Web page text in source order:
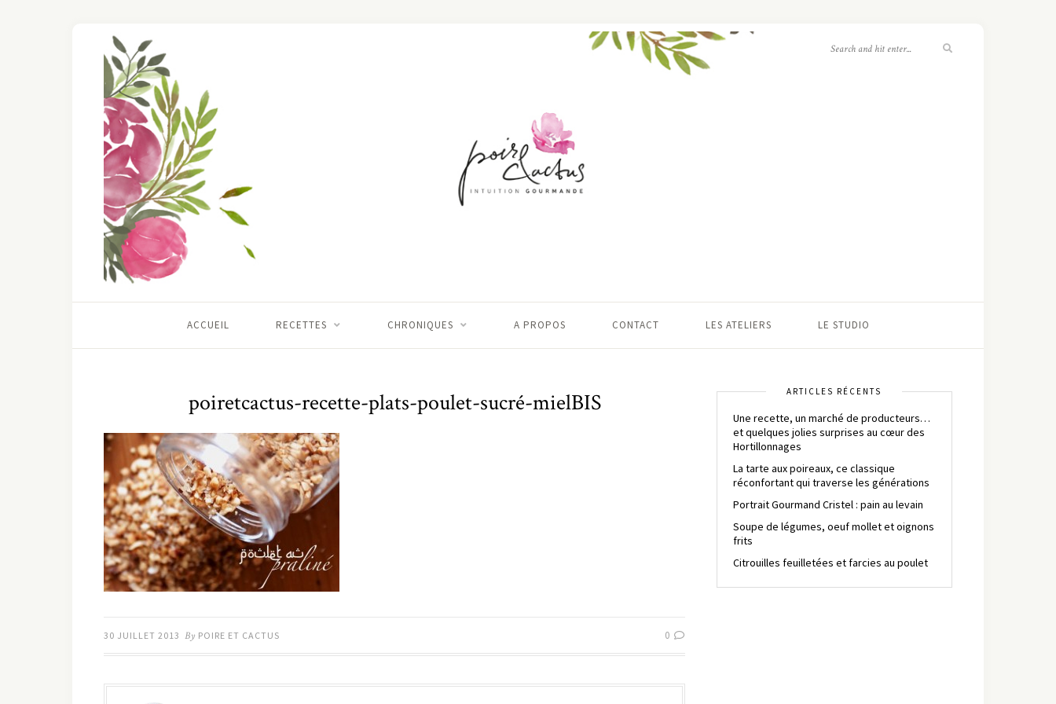
ACCUEIL RECETTES CHRONIQUES A PROPOS CONTACT LES ATELIERS LE STUDIO
poiretcactus-recette-plats-poulet-sucré-mielBIS
30 JUILLET 2013 By POIRE ET CACTUS 0
ARTICLES RÉCENTS
Une recette, un marché de producteurs…
et quelques jolies surprises au cœur des
Hortillonnages
La tarte aux poireaux, ce classique
réconfortant qui traverse les générations
Portrait Gourmand Cristel : pain au levain
Soupe de légumes, oeuf mollet et oignons
frits
Citrouilles feuilletées et farcies au poulet